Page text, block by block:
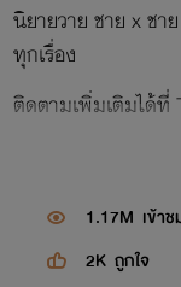
นิยายวาย ชาย x ชา
ทุกเรื่อง
ติดตามเพิ่มเติมได้ที่
1.17M เข้า
2K ถูกใจ